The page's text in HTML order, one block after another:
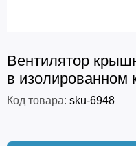
Вентилятор
в изолированном
Код товара: sku-6948